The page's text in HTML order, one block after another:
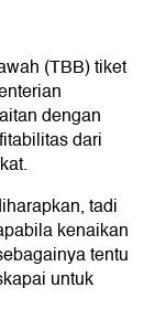
(TBB) tiket
dengan
dari
tadi
kenaikan
tentu
untuk